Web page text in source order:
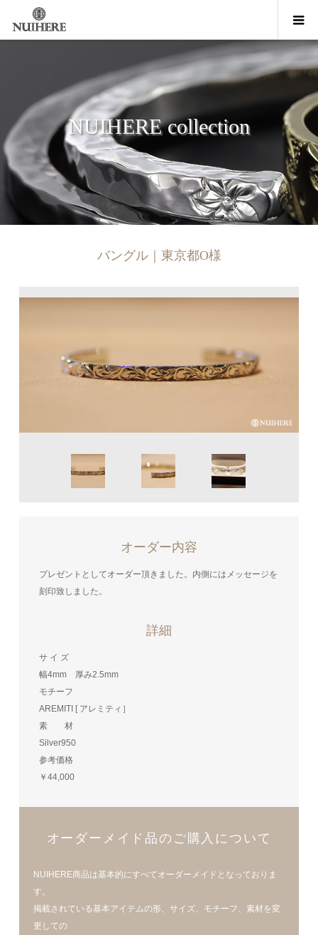
NUIHERE collection
バングル｜東京都O様
オーダー内容
プレゼントとしてオーダー頂きました。内側にはメッセージを
刻印致しました。
詳細
サ イ ズ
幅4mm 厚み2.5mm
モチーフ
AREMITI [ アレミティ］
素 材
Silver950
参考価格
￥44,000
オーダーメイド品のご購入について
NUIHERE商品は基本的にすべてオーダーメイドとなっておりま
す。
掲載されている基本アイテムの形、サイズ、モチーフ、素材を変
更しての